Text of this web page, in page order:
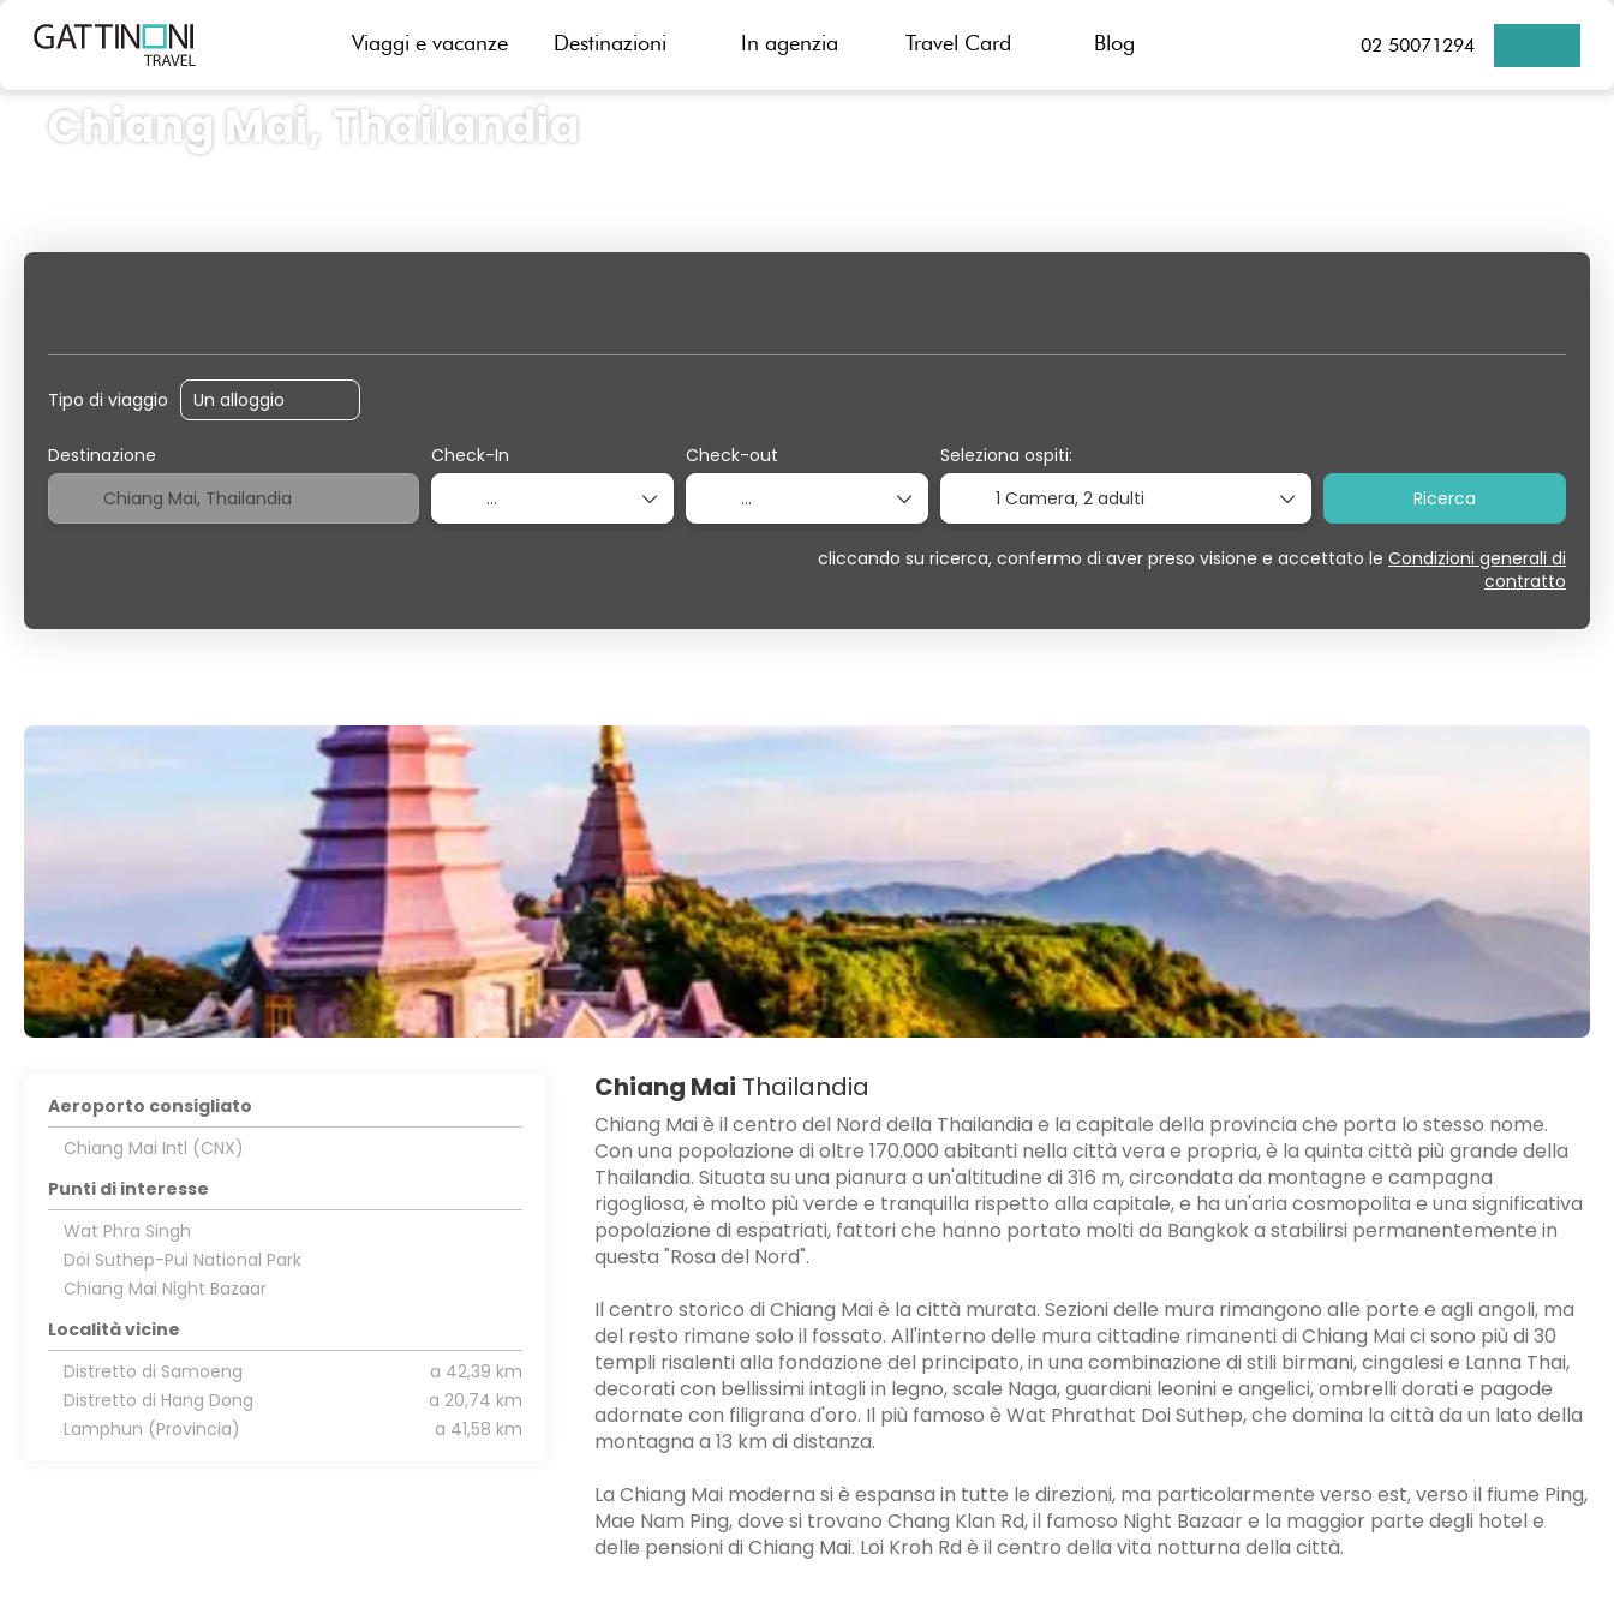
Viaggi e vacanze Destinazioni In agenzia Travel Card Blog 02 50071294
Chiang Mai, Thailandia
Tipo di viaggio
Destinazione Check-In Check-out
Seleziona ospiti:
1 Camera,2 adulti Ricerca
cliccando su ricerca, confermo di aver preso visione e accettato le Condizioni generali di
contratto
Chiang Mai Thailandia
Chiang Mai è il centro del Nord della Thailandia e la capitale della provincia che porta lo stesso nome.
Con una popolazione di oltre 170.000 abitanti nella città vera e propria, è la quinta città più grande della
Thailandia. Situata su una pianura a un'altitudine di 316 m, circondata da montagne e campagna
rigogliosa, è molto più verde e tranquilla rispetto alla capitale, e ha un'aria cosmopolita e una significativa
popolazione di espatriati, fattori che hanno portato molti da Bangkok a stabilirsi permanentemente in
questa "Rosa del Nord".
Il centro storico di Chiang Mai è la città murata. Sezioni delle mura rimangono alle porte e agli angoli, ma
del resto rimane solo il fossato. All'interno delle mura cittadine rimanenti di Chiang Mai ci sono più di 30
templi risalenti alla fondazione del principato, in una combinazione di stili birmani, cingalesi e Lanna Thai,
decorati con bellissimi intagli in legno, scale Naga, guardiani leonini e angelici, ombrelli dorati e pagode
adornate con filigrana d'oro. Il più famoso è Wat Phrathat Doi Suthep, che domina la città da un lato della
montagna a 13 km di distanza.
La Chiang Mai moderna si è espansa in tutte le direzioni, ma particolarmente verso est, verso il fiume Ping,
Mae Nam Ping, dove si trovano Chang Klan Rd, il famoso Night Bazaar e la maggior parte degli hotel e
delle pensioni di Chiang Mai. Loi Kroh Rd è il centro della vita notturna della città.
Aeroporto consigliato
Chiang Mai Intl (CNX)
Punti di interesse
Wat Phra Singh
Doi Suthep-Pui National Park
Chiang Mai Night Bazaar
Località vicine
Distretto di Samoeng
a 42,39 km
Distretto di Hang Dong
a 20,74 km
Lamphun (Provincia)
a 41,58 km